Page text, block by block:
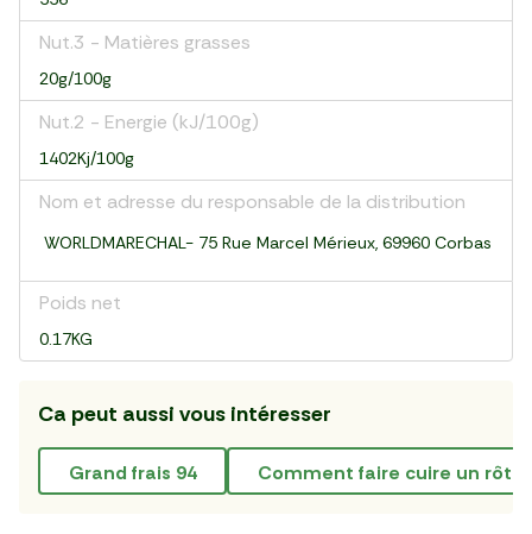
Nut.3 - Matières grasses
20g/100g
Nut.2 - Energie (kJ/100g)
1402Kj/100g
Nom et adresse du responsable de la distribution
WORLDMARECHAL- 75 Rue Marcel Mérieux, 69960 Corbas
Poids net
0.17KG
Ca peut aussi vous intéresser
grand frais 94 comment faire cuire un rôti